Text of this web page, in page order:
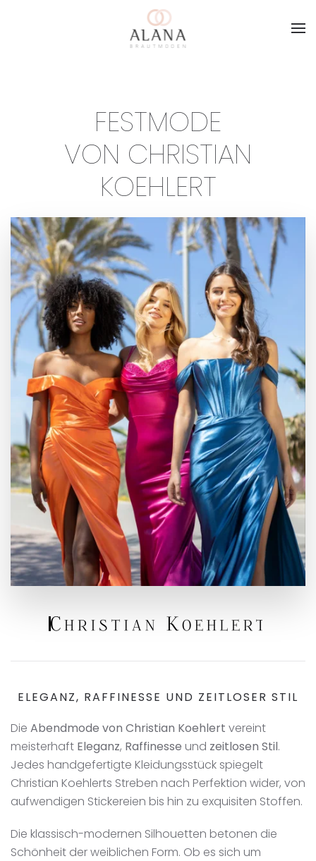
Skip to main content
FESTMODE
VON CHRISTIAN
KOEHLERT
ELEGANZ, RAFFINESSE UND ZEITLOSER STIL
Die Abendmode von Christian Koehlert vereint
meisterhaft Eleganz, Raffinesse und zeitlosen Stil.
Jedes handgefertigte Kleidungsstück spiegelt
Christian Koehlerts Streben nach Perfektion wider, von
aufwendigen Stickereien bis hin zu exquisiten Stoffen.
Die klassisch-modernen Silhouetten betonen die
Schönheit der weiblichen Form. Ob es sich um